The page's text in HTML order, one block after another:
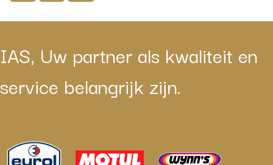
IAS, Uw partner als kwaliteit en
service belangrijk zijn.